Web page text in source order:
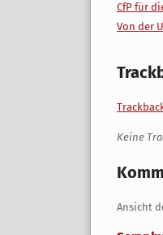
CfP für
Von der
Keine
Ansicht